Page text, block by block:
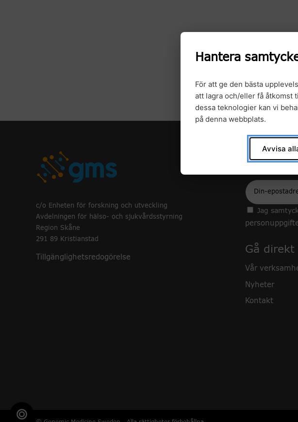
c/o Enheten för forskning och utveckling
Avdelningen för hälso- och sjukvårdsstyrning
Region Skåne
291 89 Kristianstad
Tillgänglighetsredogörelse
Anmäl
Epost
Jag
Gå direkt
Vår
Nyheter
Kontakt
Hantera
För att ge den bästa
att lagra och/eller få åtkomst
dessa teknologier kan vi
på denna webbplats.
Avvisa